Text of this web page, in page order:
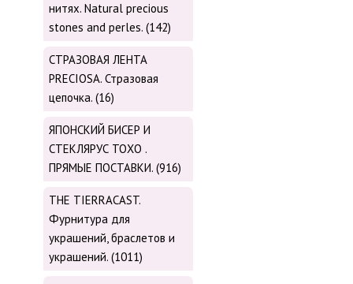
нитях. Natural precious
stones and perles. (142)
СТРАЗОВАЯ ЛЕНТА
PRECIOSA. Стразовая
цепочка. (16)
ЯПОНСКИЙ БИСЕР И
СТЕКЛЯРУС TOХО .
ПРЯМЫЕ ПОСТАВКИ. (916)
THE TIERRACAST.
Фурнитура для
украшений, браслетов и
украшений. (1011)